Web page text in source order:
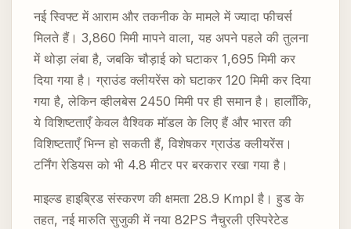
नई स्विफ्ट में आराम और तकनीक के मामले में ज्यादा फीचर्स
मिलते हैं। 3,860 मिमी मापने वाला, यह अपने पहले की तुलना
में थोड़ा लंबा है, जबकि चौड़ाई को घटाकर 1,695 मिमी कर
दिया गया है। ग्राउंड क्लीयरेंस को घटाकर 120 मिमी कर दिया
गया है, लेकिन व्हीलबेस 2450 मिमी पर ही समान है। हालाँकि,
ये विशिष्टताएँ केवल वैश्विक मॉडल के लिए हैं और भारत की
विशिष्टताएँ भिन्न हो सकती हैं, विशेषकर ग्राउंड क्लीयरेंस।
टर्निंग रेडियस को भी 4.8 मीटर पर बरकरार रखा गया है।
माइल्ड हाइब्रिड संस्करण की क्षमता 28.9 Kmpl है। हुड के
तहत, नई मारुति सुजुकी में नया 82PS नैचुरली एस्पिरेटेड